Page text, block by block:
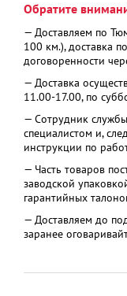
Обратите
— Доставляем по
100 км.), доставка
договоренности
— Доставка
11.00-17.00, по
— Сотрудник
специалистом и,
инструкции по
— Часть товаров
заводской
гарантийных
— Доставляем до
заранее